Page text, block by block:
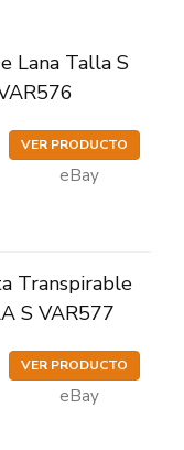
Lana Talla S
VER PRODUCTO
eBay
Transpirable
S VAR577
VER PRODUCTO
eBay